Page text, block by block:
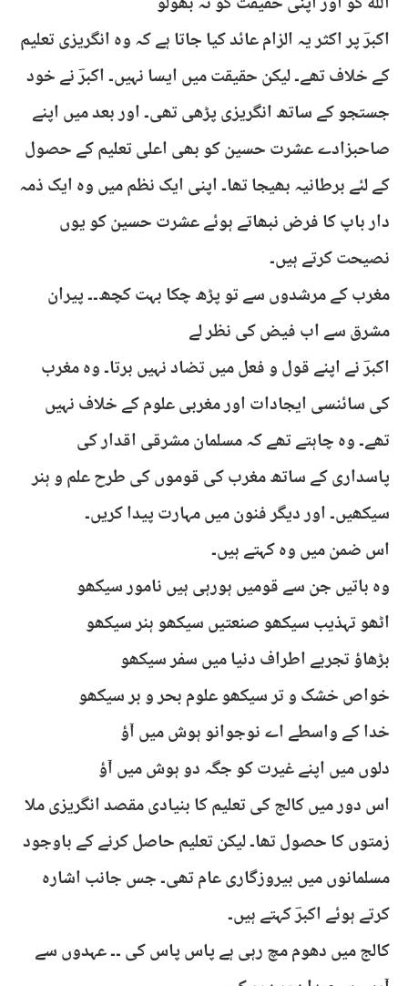
اکبرؔ پر اکثر یہ الزام عائد کیا جاتا ہے کہ وہ انگریزی تعلیم
کے خلاف تھے۔ لیکن حقیقت میں ایسا نہیں۔ اکبرؔ نے خود
جستجو کے ساتھ انگریزی پڑھی تھی۔ اور بعد میں اپنے
صاحبزادے عشرت حسین کو بھی اعلی تعلیم کے حصول
کے لئے برطانیہ بھیجا تھا۔ اپنی ایک نظم میں وہ ایک ذمہ
دار باپ کا فرض نبھاتے ہوئے عشرت حسین کو یوں
نصیحت کرتے ہیں۔
مغرب کے مرشدوں سے تو پڑھ چکا بہت کچھ۔۔ پیران
مشرق سے اب فیض کی نظر لے
اکبرؔ نے اپنے قول و فعل میں تضاد نہیں برتا۔ وہ مغرب
کی سائنسی ایجادات اور مغربی علوم کے خلاف نہیں
تھے۔ وہ چاہتے تھے کہ مسلمان مشرقی اقدار کی
پاسداری کے ساتھ مغرب کی قوموں کی طرح علم و ہنر
سیکھیں۔ اور دیگر فنون میں مہارت پیدا کریں۔
اس ضمن میں وہ کہتے ہیں۔
وہ باتیں جن سے قومیں ہورہی ہیں نامور سیکھو
اٹھو تہذیب سیکھو صنعتیں سیکھو ہنر سیکھو
بڑھاؤ تجربے اطراف دنیا میں سفر سیکھو
خواص خشک و تر سیکھو علوم بحر و بر سیکھو
خدا کے واسطے اے نوجوانو ہوش میں آؤ
دلوں میں اپنے غیرت کو جگہ دو ہوش میں آؤ
اس دور میں کالج کی تعلیم کا بنیادی مقصد انگریزی ملا
زمتوں کا حصول تھا۔ لیکن تعلیم حاصل کرنے کے باوجود
مسلمانوں میں بیروزگاری عام تھی۔ جس جانب اشارہ
کرتے ہوئے اکبرؔ کہتے ہیں۔
کالج میں دھوم مچ رہی ہے پاس پاس کی ۔۔ عہدوں سے